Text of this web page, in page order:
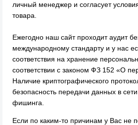
личный менеджер и согласует
товара.
Ежегодно наш сайт проходит аудит
международному стандарту и у нас
соответствия на хранение
соответствии с законом ФЗ 152 «О
Наличие криптографического
безопасность передачи данных в
фишинга.
Если по каким-то причинам у Вас не